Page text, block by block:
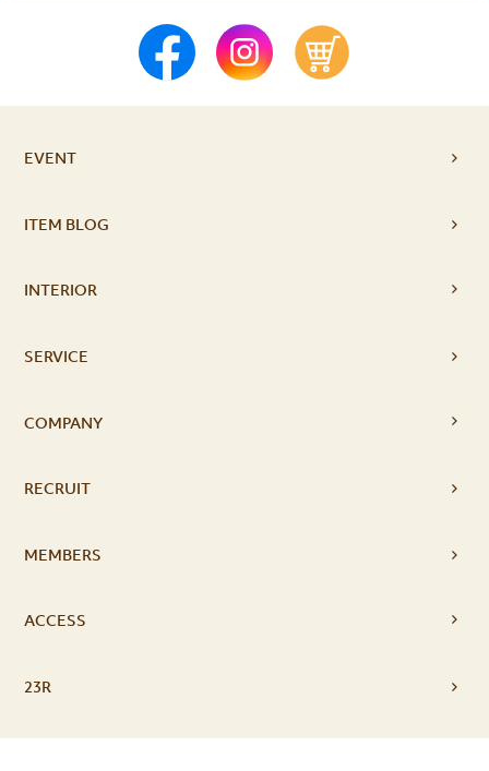
EVENT
ITEM BLOG
INTERIOR
SERVICE
COMPANY
RECRUIT
MEMBERS
ACCESS
23R